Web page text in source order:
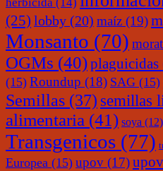
(25) lobby (20) maíz (19)
Monsanto (70)
OGMs (40)plaguicidas
(15) Roundup (18) SAG (15)
Semillas (37) semillas
alimentaria (41) soya (12)
Transgenicos (77)
Europea (15) upov (17)